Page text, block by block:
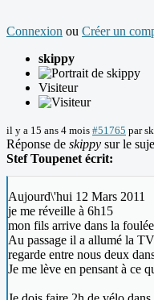
Connexion ou Créer un
skippy
Visiteur
il y a 15 ans 4 mois #51765 par
Réponse de skippy sur le
Stef Toupenet écrit:
Aujourd\'hui 12 Mars 2011
je me réveille à 6h15
mon fils arrive dans la
Au passage il a allumé la
regarde entre nous deux
Je me lève en pensant à ce